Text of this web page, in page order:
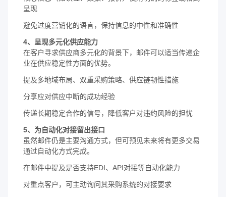
呈现
避免过度营销化的语言，保持信息的中性和准确性
4、呈现多元化供应能力
在客户寻求供应商多元化的背景下，邮件可以适当传递企
业在供应稳定性方面的优势。
提及多地域布局、双重采购策略、供应链韧性措施
分享应对供应中断的成功经验
传递长期稳定合作的信号，降低客户对违约风险的担忧
5、为自动化对接留出接口
虽然邮件仍是主要沟通方式，但可预见未来将有更多交易
通过自动化方式完成。
在邮件中提及是否支持EDI、API对接等自动化能力
对重点客户，可主动询问其采购系统的对接要求